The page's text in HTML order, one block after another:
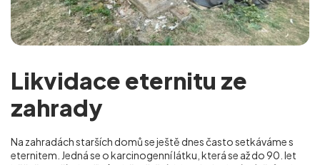
Likvidace eternitu ze
zahrady
Na zahradách starších domů se ještě dnes často setkáváme s
eternitem. Jedná se o karcinogenní látku, která se až do 90. let